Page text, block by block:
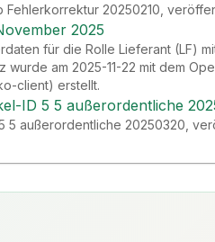
20250210,
2025
für die Rolle Lieferant (LF)
wurde am 2025-11-22 mit dem
client) erstellt.
ID 5 5 außerordentliche
5 außerordentliche 20250320,